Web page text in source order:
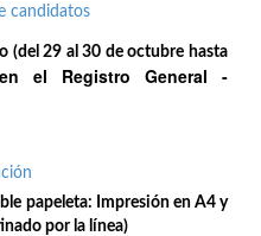
candidatos
(del 29 al 30 de octubre hasta
el Registro General -
papeleta: Impresión en A4 y
por la línea)